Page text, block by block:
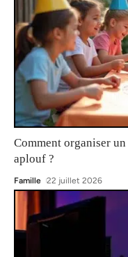
Comment organiser
aplouf ?
Famille 22 juillet 2026